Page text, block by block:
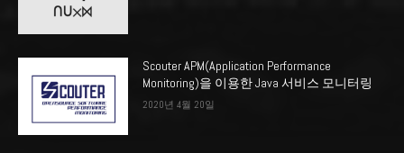
Scouter APM(Application Performance
Monitoring)을 이용한 Java 서비스 모니터링
2020년 4월 20일